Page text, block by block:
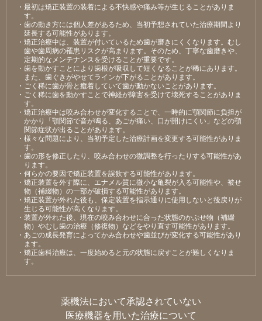
・最初は矯正装置の装着による不快感や痛み等が⽣じることがありま
す。
・⻭の動き⽅には個⼈差があるため、当初予想されていた治療期間より
延⻑する可能性があります。
・矯正治療中は、装置が付いているため⻭が磨きにくくなります。むし
⻭や⻭周病の罹患リスクが⾼まります。そのため、丁寧な⻭磨きや、
定期的なメンテナンスを受けることが重要です。
・⻭を動かすことにより⻭根が吸収して短くなることが稀にあります。
また、⻭ぐきがやせてラインが下がることがあります。
・ごく稀に⻭が⾻と癒着していて⻭が動かないことがあります。
・ごく稀に⻭を動かすことで神経が障害を受けて壊死することがありま
す。
・矯正治療中は咬み合わせが変化することで、⼀時的に顎関節に負担が
かかり「顎関節で⾳が鳴る、あごが痛い、⼝が開けにくい」などの顎
関節症状が出ることがあります。
・様々な問題により、当初予定した治療計画を変更する可能性がありま
す。
・⻭の形を修正したり、咬み合わせの微調整を⾏ったりする可能性があ
ります。
・何らかの要因で矯正装置を誤飲する可能性があります。
・矯正装置を外す際に、エナメル質に微⼩な⻲裂が⼊る可能性や、被せ
物（補綴物）の⼀部が破損する可能性があります。
・矯正装置が外れた後も、保定装置を指⽰通りに使⽤しないと後戻りが
⽣じる可能性が⾼くなります。
・装置が外れた後、現在の咬み合わせに合った状態のかぶせ物（補綴
物）やむし⻭の治療（修復物）などをやり直す可能性があります。
・あごの成⻑発育によってかみ合わせや⻭並びが変化する可能性があり
ます。
・矯正⻭科治療は、⼀度始めると元の状態に戻すことが難しくなりま
す。
薬機法において承認されていない
医療機器を用いた治療について